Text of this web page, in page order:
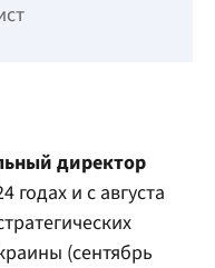
директор
годах и с августа
(сентябрь